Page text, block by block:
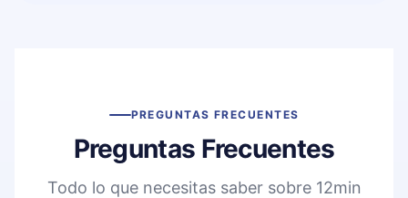
PREGUNTAS FRECUENTES
Preguntas Frecuentes
Todo lo que necesitas saber sobre 12min